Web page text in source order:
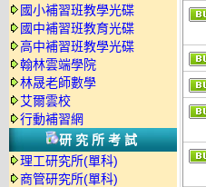
國小補習班教學光碟
國中補習班教育光碟
高中補習班教學光碟
翰林雲端學院
林晟老師數學
艾爾雲校
行動補習網
研究所考試
理工研究所(單科)
商管研究所(單科)